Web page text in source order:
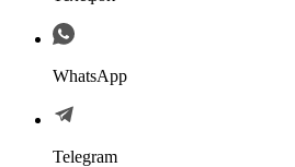
WhatsApp
Telegram